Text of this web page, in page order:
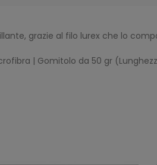
grazie al filo lurex che lo
| Gomitolo da 50 gr